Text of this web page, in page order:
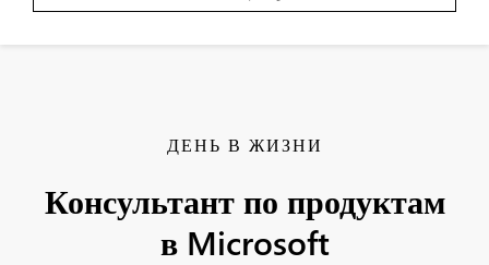
ДЕНЬ В ЖИЗНИ
Консультант по продуктам
в Microsoft